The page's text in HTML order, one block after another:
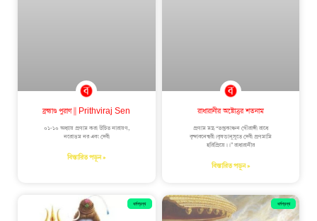
ব্রহ্মাণ্ড পুরাণ || Prithviraj Sen
০১-১০ অধ্যায় প্রণাম করা উচিত নারায়ণ,
নরোত্তম নর এবং দেবী
বিস্তারিত পড়ুন »
রাধারানীর অষ্টোত্তর শতনাম
প্রণাম মন্ত্র “তপ্তকাঞ্চন গৌরাঙ্গী রাধে
বৃন্দাবনেশ্বরী।বৃষভানুসুতে দেবী প্রণমামি
হরিপ্রিয়ে।।” রাধারানীর
বিস্তারিত পড়ুন »
ধর্মগ্রন্থ ধর্মগ্রন্থ